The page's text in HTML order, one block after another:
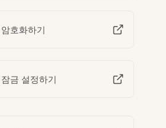
호화하기
금 설정하기